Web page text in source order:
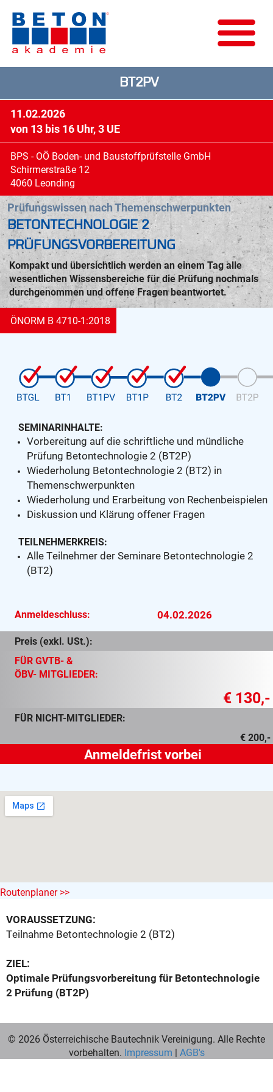
VORAUSSETZUNG:
Teilnahme Betontechnologie 2 (BT2)
ZIEL:
Optimale Prüfungsvorbereitung für Betontechnologie
2 Prüfung (BT2P)
Prüfungswissen nach Themenschwerpunkten
BETONTECHNOLOGIE 2
PRÜFUNGSVORBEREITUNG
Kompakt und übersichtlich werden an einem Tag alle
wesentlichen Wissensbereiche für die Prüfung nochmals
durchgenommen und offene Fragen beantwortet.
BT2PV
11.02.2026
von 13 bis 16 Uhr, 3 UE
BPS - OÖ Boden- und Baustoffprüfstelle GmbH
Schirmerstraße 12
4060 Leonding
ÖNORM B 4710-1:2018
SEMINARINHALTE:
Vorbereitung auf die schriftliche und mündliche
Prüfung Betontechnologie 2 (BT2P)
Wiederholung Betontechnologie 2 (BT2) in
Themenschwerpunkten
Wiederholung und Erarbeitung von Rechenbeispielen
Diskussion und Klärung offener Fragen
TEILNEHMERKREIS:
Alle Teilnehmer der Seminare Betontechnologie 2
(BT2)
Anmeldeschluss: 04.02.2026
Preis (exkl. USt.):
FÜR GVTB- &
ÖBV- MITGLIEDER:
€ 130,-
FÜR NICHT-MITGLIEDER:
€ 200,-
Routenplaner >>
© 2026 Österreichische Bautechnik Vereinigung. Alle Rechte
vorbehalten. Impressum | AGB's